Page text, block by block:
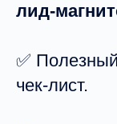
лид-
✅
чек-лист.